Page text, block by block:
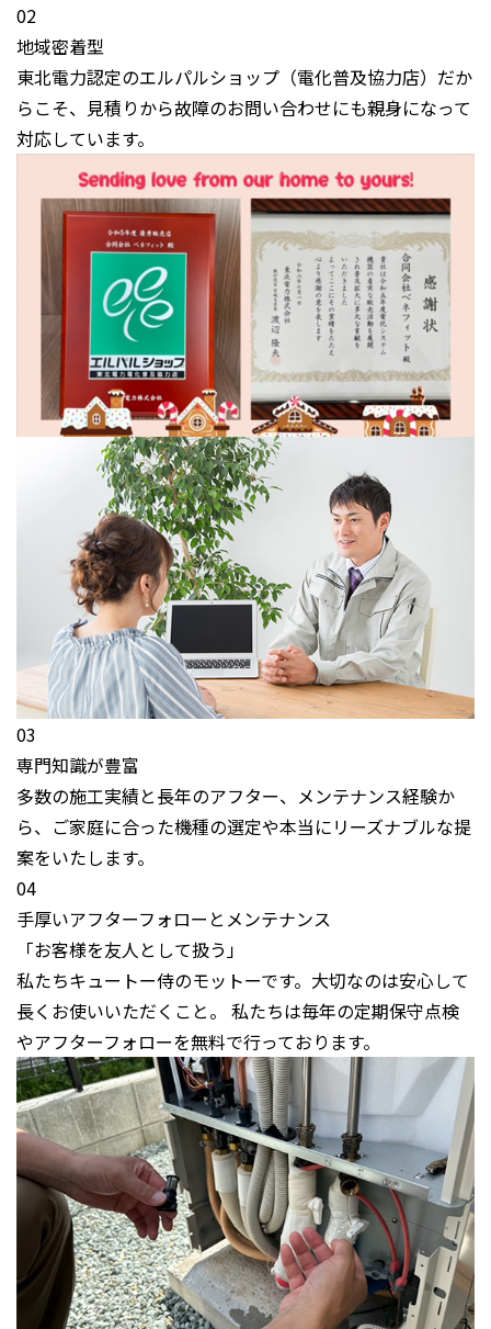
02
地域密着型
東北電力認定のエルパルショップ（電化普及協力店）だか
らこそ、見積りから故障のお問い合わせにも親身になって
対応しています。
03
専門知識が豊富
多数の施工実績と長年のアフター、メンテナンス経験か
ら、ご家庭に合った機種の選定や本当にリーズナブルな提
案をいたします。
04
手厚いアフターフォローとメンテナンス
「お客様を友人として扱う」
私たちキュートー侍のモットーです。大切なのは安心して
長くお使いいただくこと。 私たちは毎年の定期保守点検
やアフターフォローを無料で行っております。